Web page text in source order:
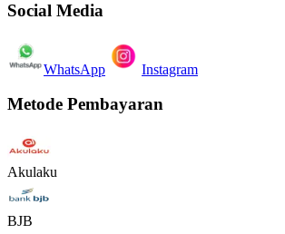
Social Media
WhatsApp Instagram
Metode Pembayaran
Akulaku
BJB